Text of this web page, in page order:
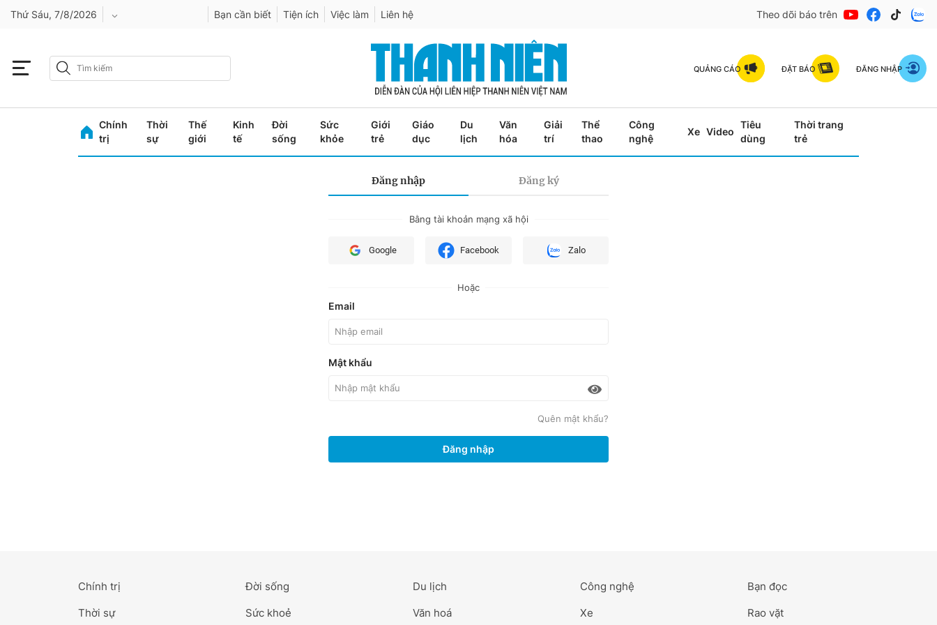
Thứ Sáu, 7/8/2026
Bình Phước
Đắk Lắk
Bạn cần biết Tiện ích Việc làm Liên hệ Theo dõi báo trên
QUẢNG CÁO ĐẶT BÁO ĐĂNG NHẬP
Chính
trị
Thời
sự
Thế
giới
Kinh
tế
Đời
sống
Sức
khỏe
Giới
trẻ
Giáo
dục
Du
lịch
Văn
hóa
Giải
trí
Thể
thao
Công
nghệ
Xe Video
Tiêu
dùng
Thời trang
trẻ
Đăng nhập Đăng ký
Bằng tài khoản mạng xã hội
Google Facebook Zalo
Hoặc
Email
Mật khẩu
Quên mật khẩu?
Đăng nhập
Chính trị
Thời sự
Đời sống
Sức khoẻ
Du lịch
Văn hoá
Công nghệ
Xe
Bạn đọc
Rao vặt